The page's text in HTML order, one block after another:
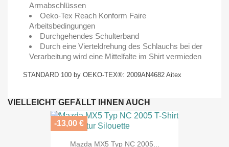
Armabschlüssen
Oeko-Tex Reach Konform Faire
Arbeitsbedingungen
Durchgehendes Schulterband
Durch eine Vierteldrehung des Schlauchs bei der
Verarbeitung wird eine Mittelfalte im Shirt vermieden
STANDARD 100 by OEKO-TEX®: 2009AN4682 Aitex
VIELLEICHT GEFÄLLT IHNEN AUCH
Mazda MX5 Typ NC 2005...
-13,00 €